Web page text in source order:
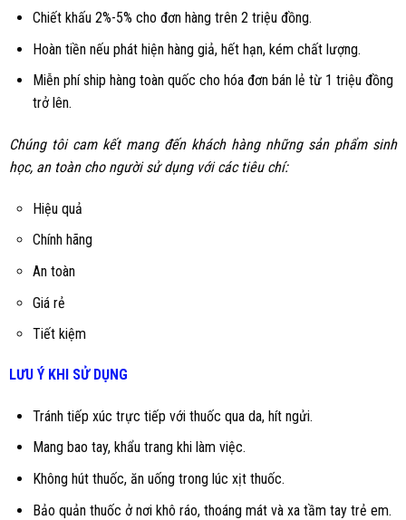
Chiết khấu 2%-5% cho đơn hàng trên 2 triệu đồng.
Hoàn tiền nếu phát hiện hàng giả, hết hạn, kém chất lượng.
Miễn phí ship hàng toàn quốc cho hóa đơn bán lẻ từ 1 triệu đồng
trở lên.
Chúng tôi cam kết mang đến khách hàng những sản phẩm sinh
học, an toàn cho người sử dụng với các tiêu chí:
Hiệu quả
Chính hãng
An toàn
Giá rẻ
Tiết kiệm
LƯU Ý KHI SỬ DỤNG
Tránh tiếp xúc trực tiếp với thuốc qua da, hít ngửi.
Mang bao tay, khẩu trang khi làm việc.
Không hút thuốc, ăn uống trong lúc xịt thuốc.
Bảo quản thuốc ở nơi khô ráo, thoáng mát và xa tầm tay trẻ em.